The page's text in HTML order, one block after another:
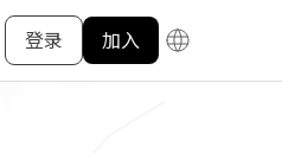
登录 加入